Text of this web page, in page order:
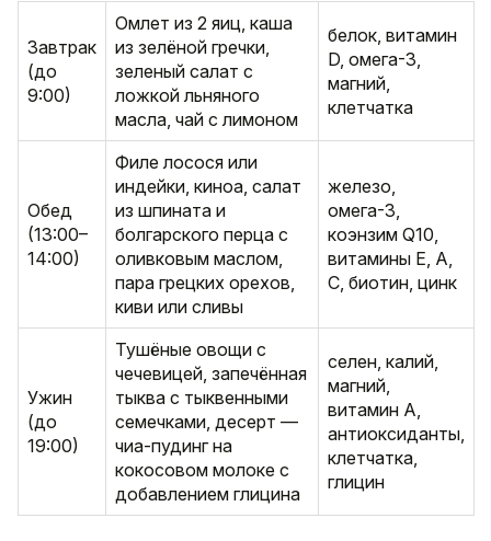
Завтрак
(до
9:00)
Омлет из 2 яиц, каша
из зелёной гречки,
зеленый салат с
ложкой льняного
масла, чай с лимоном
белок, витамин
D, омега-3,
магний,
клетчатка
Обед
(13:00–
14:00)
Филе лосося или
индейки, киноа, салат
из шпината и
болгарского перца с
оливковым маслом,
пара грецких орехов,
киви или сливы
железо,
омега-3,
коэнзим Q10,
витамины E, A,
C, биотин, цинк
Ужин
(до
19:00)
Тушёные овощи с
чечевицей, запечённая
тыква с тыквенными
семечками, десерт —
чиа-пудинг на
кокосовом молоке с
добавлением глицина
селен, калий,
магний,
витамин A,
антиоксиданты,
клетчатка,
глицин